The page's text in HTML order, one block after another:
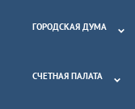
ГОРОДСКАЯ ДУМА
СЧЕТНАЯ ПАЛАТА